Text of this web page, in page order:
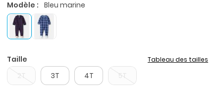
Modèle : Bleu marine
Taille Tableau des tailles
3T 4T